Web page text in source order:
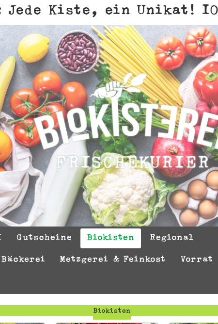
Jede Kiste, ein Unikat!
Gutscheine Biokisten Regional
Bäckerei Metzgerei & Feinkost Vorrat
Biokisten